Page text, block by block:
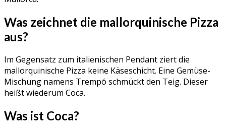
Was zeichnet die mallorquinische Pizza
aus?
Im Gegensatz zum italienischen Pendant ziert die
mallorquinische Pizza keine Käseschicht. Eine Gemüse-
Mischung namens Trempó schmückt den Teig. Dieser
heißt wiederum Coca.
Was ist Coca?